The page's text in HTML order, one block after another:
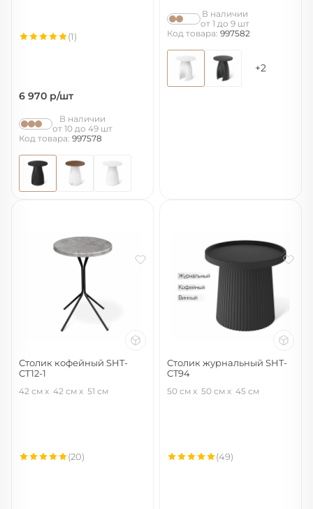
6 970 р/шт
(1)
В наличии
от 10 до 49 шт
Код товара: 997578
В наличии
от 1 до 9 шт
Код товара: 997582
+2
Столик кофейный SHT-
CT12-1
42 см 42 см 51 см
(20)
Столик журнальный SHT-
CT94
50 см 50 см 45 см
(49)